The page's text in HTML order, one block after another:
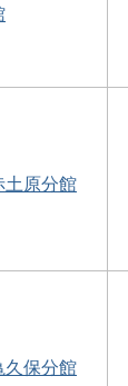
土原分館
久保分館